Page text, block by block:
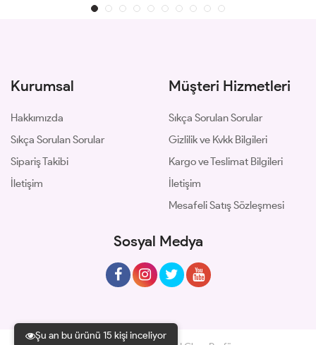
Şu an bu ürünü 15 kişi inceliyor
Kurumsal
Hakkımızda
Sıkça Sorulan Sorular
Sipariş Takibi
İletişim
Müşteri Hizmetleri
Sıkça Sorulan Sorular
Gizlilik ve Kvkk Bilgileri
Kargo ve Teslimat Bilgileri
İletişim
Mesafeli Satış Sözleşmesi
Sosyal Medya